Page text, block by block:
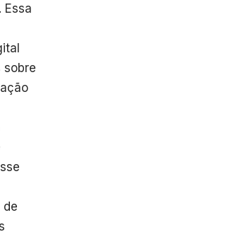
sobre
de